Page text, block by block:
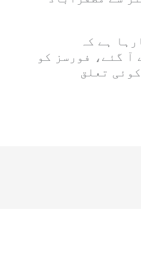
ہے کہ
آ گئے، فورسز کو
تعلق